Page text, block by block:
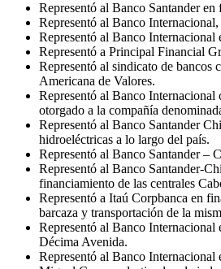
Representó al Banco Santander
Representó al Banco
Representó al Banco
Representó a Principal Financial
Representó al sindicato de
Americana de Valores.
Representó al Banco
otorgado a la compañía
Representó al Banco Santander
hidroeléctricas a lo largo del país.
Representó al Banco Santander –
Representó al Banco Santander-
financiamiento de las centrales
Representó a Itaú Corpbanca en
barcaza y transportación de la
Representó al Banco
Décima Avenida.
Representó al Banco